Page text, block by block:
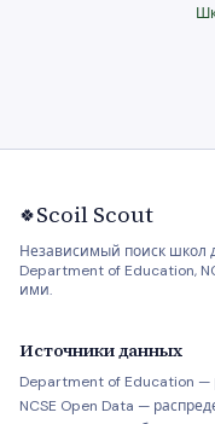
🍀Scoil Scout
Независимый поиск школ
Department of Education,
ими.
Источники данных
Department of Education —
NCSE Open Data —